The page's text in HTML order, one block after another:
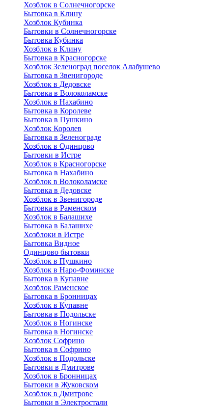
Хозблок в Солнечногорске
Бытовка в Клину
Хозблок Кубинка
Бытовки в Солнечногорске
Бытовка Кубинка
Хозблок в Клину
Бытовка в Красногорске
Хозблок Зеленоград поселок Алабушево
Бытовка в Звенигороде
Хозблок в Дедовске
Бытовка в Волоколамске
Хозблок в Нахабино
Бытовка в Королеве
Бытовкa в Пушкино
Хозблок Королев
Бытовка в Зеленограде
Хозблок в Одинцово
Бытовки в Истре
Хозблок в Красногорске
Бытовка в Нахабино
Хозблок в Волоколамске
Бытовкa в Дедовске
Хозблок в Звенигороде
Бытовка в Раменском
Хозблок в Балашихе
Бытовкa в Балашихе
Хозблоки в Истре
Бытовка Видное
Одинцово бытовки
Хозблок в Пушкино
Хозблок в Наро-Фоминске
Бытовка в Купавне
Хозблок Раменское
Бытовка в Бронницах
Хозблок в Купавне
Бытовка в Подольске
Хозблок в Ногинске
Бытовка в Ногинске
Хозблок Софрино
Бытовка в Софрино
Хозблок в Подольске
Бытовки в Дмитрове
Хозблок в Бронницах
Бытовки в Жуковском
Хозблок в Дмитрове
Бытовки в Электростали